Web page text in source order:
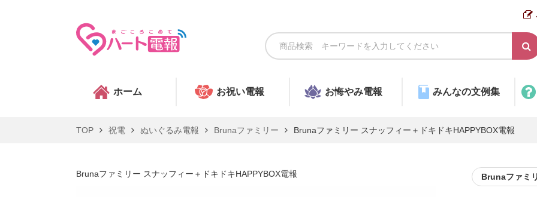
ホーム お祝い電報 お悔やみ電報 みんなの文例集
TOP 祝電 ぬいぐるみ電報 Brunaファミリー Brunaファミリー スナッフィー＋ドキドキHAPPYBOX電報
Brunaファミリー スナッフィー＋ドキドキHAPPYBOX電報 Brunaファミ